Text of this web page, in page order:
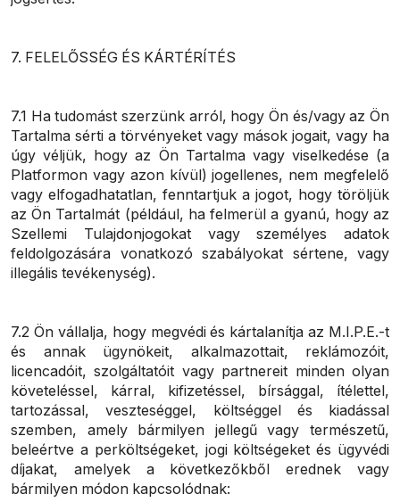
7. FELELŐSSÉG ÉS KÁRTÉRÍTÉS
7.1 Ha tudomást szerzünk arról, hogy Ön és/vagy az Ön
Tartalma sérti a törvényeket vagy mások jogait, vagy ha
úgy véljük, hogy az Ön Tartalma vagy viselkedése (a
Platformon vagy azon kívül) jogellenes, nem megfelelő
vagy elfogadhatatlan, fenntartjuk a jogot, hogy töröljük
az Ön Tartalmát (például, ha felmerül a gyanú, hogy az
Szellemi Tulajdonjogokat vagy személyes adatok
feldolgozására vonatkozó szabályokat sértene, vagy
illegális tevékenység).
7.2 Ön vállalja, hogy megvédi és kártalanítja az M.I.P.E.-t
és annak ügynökeit, alkalmazottait, reklámozóit,
licencadóit, szolgáltatóit vagy partnereit minden olyan
követeléssel, kárral, kifizetéssel, bírsággal, ítélettel,
tartozással, veszteséggel, költséggel és kiadással
szemben, amely bármilyen jellegű vagy természetű,
beleértve a perköltségeket, jogi költségeket és ügyvédi
díjakat, amelyek a következőkből erednek vagy
bármilyen módon kapcsolódnak: